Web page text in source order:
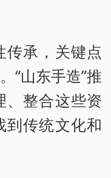
承，关键点
“山东手造”推
、整合这些资
到传统文化和